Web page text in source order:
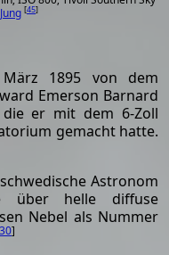
[45]
1895 von dem
Emerson Barnard
er mit dem 6-Zoll
gemacht hatte.
Astronom
über helle diffuse
Nebel als Nummer
]